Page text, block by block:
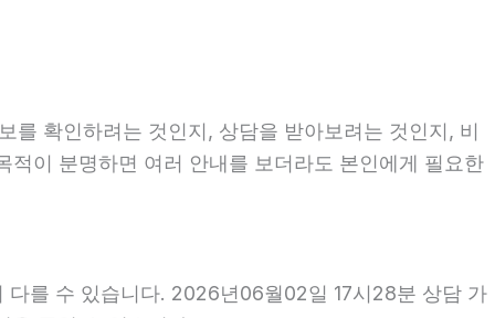
확인하려는 것인지, 상담을 받아보려는 것인지, 비
이 분명하면 여러 안내를 보더라도 본인에게 필요한
다를 수 있습니다. 2026년06월02일 17시28분 상담 가